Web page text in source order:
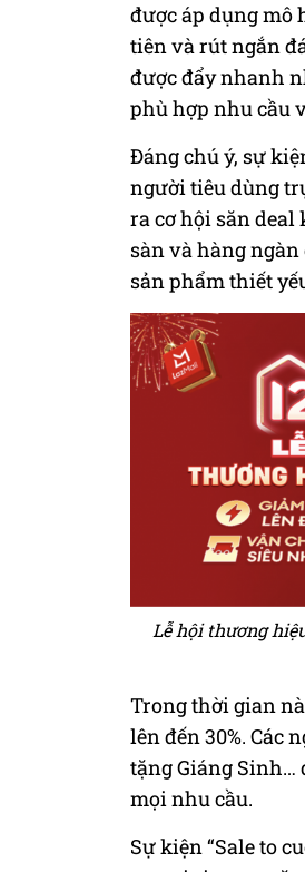
được áp dụng mô
tiên và rút ngắn
được đẩy nhanh
phù hợp nhu cầu
Đáng chú ý, sự
người tiêu dùng
ra cơ hội săn
sàn và hàng ngàn
sản phẩm thiết
Lễ hội thương
Trong thời gian
lên đến 30%. Các
tặng Giáng Sinh…
mọi nhu cầu.
Sự kiện “Sale to